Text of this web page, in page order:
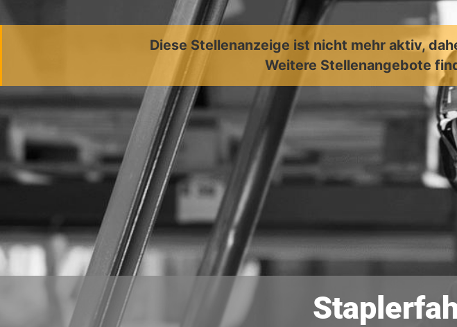
Diese Stellenanzeige ist nicht mehr aktiv,
Weitere Stellenangebote